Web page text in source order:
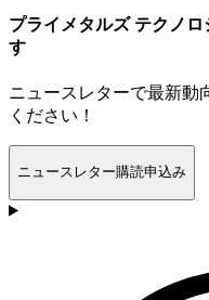
プライメタルズ テクノ
す
ニュースレターで最新動
ください！
ニュースレター購読申込み